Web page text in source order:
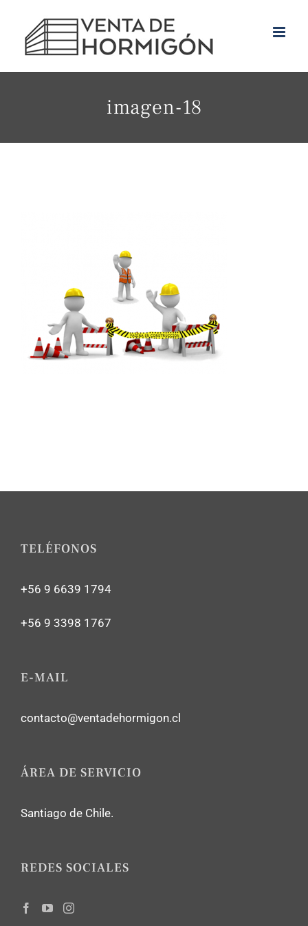
content
imagen-18
TELÉFONOS
+56 9 6639 1794
+56 9 3398 1767
E-MAIL
contacto@ventadehormigon.cl
ÁREA DE SERVICIO
Santiago de Chile.
REDES SOCIALES